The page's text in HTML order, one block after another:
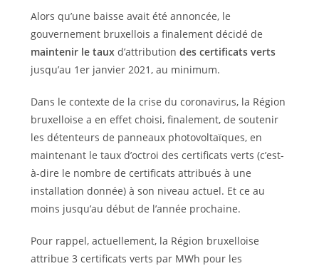
Alors qu’une baisse avait été annoncée, le
gouvernement bruxellois a finalement décidé de
maintenir le taux d’attribution des certificats verts
jusqu’au 1er janvier 2021, au minimum.
Dans le contexte de la crise du coronavirus, la Région
bruxelloise a en effet choisi, finalement, de soutenir
les détenteurs de panneaux photovoltaïques, en
maintenant le taux d’octroi des certificats verts (c’est-
à-dire le nombre de certificats attribués à une
installation donnée) à son niveau actuel. Et ce au
moins jusqu’au début de l’année prochaine.
Pour rappel, actuellement, la Région bruxelloise
attribue 3 certificats verts par MWh pour les